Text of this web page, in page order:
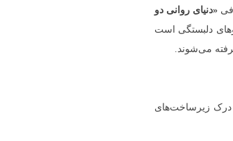
«دنیای روانی دو
دلبستگی است
می‌شوند.
زیرساخت‌های